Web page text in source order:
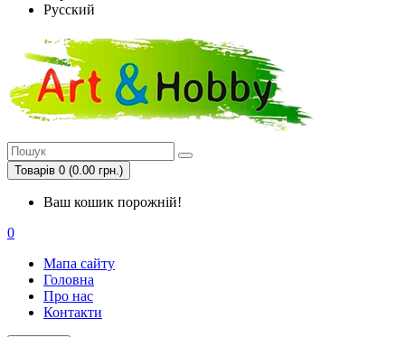
Русский
Товарів 0 (0.00 грн.)
Ваш кошик порожній!
0
Мапа сайту
Головна
Про нас
Контакти